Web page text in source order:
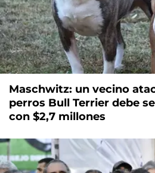
Maschwitz: un vecino
perros Bull Terrier debe
con $2,7 millones